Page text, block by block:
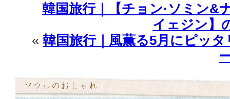
は
韓国旅行｜【チョン·ソミン&
イェジン】
« 韓国旅行｜風薫る5月にピッ